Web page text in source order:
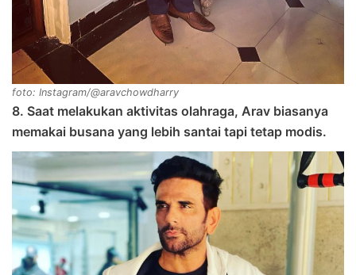
foto: Instagram/@aravchowdharry
8. Saat melakukan aktivitas olahraga, Arav biasanya
memakai busana yang lebih santai tapi tetap modis.